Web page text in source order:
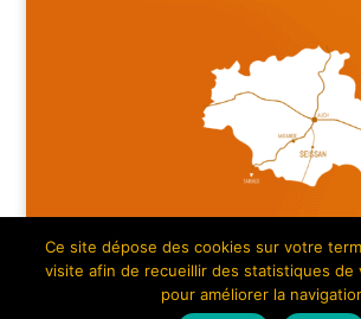
Mentions légales | Crédits |
Ce site dépose des cookies sur votre
visite afin de recueillir des statistiques de
pour améliorer la